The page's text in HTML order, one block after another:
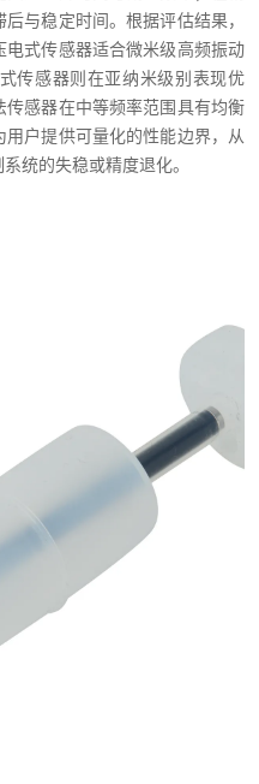
与稳定时间。根据评估结果，
式传感器适合微米级高频振动
传感器则在亚纳米级别表现优
感器在中等频率范围具有均衡
户提供可量化的性能边界，从
统的失稳或精度退化。